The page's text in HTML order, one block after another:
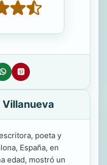
poeta y
España, en
edad, mostró un